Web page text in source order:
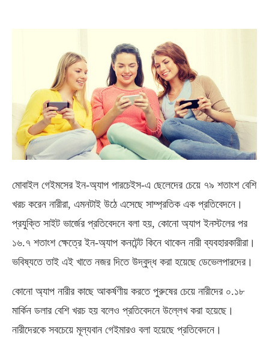
মোবাইল গেইমসের ইন-অ্যাপ পারচেইস-এ ছেলেদের চেয়ে ৭৯ শতাংশ বেশি
খরচ করেন নারীরা, এমনটাই উঠে এসেছে সাম্প্রতিক এক প্রতিবেদনে।
প্রযুক্তি সাইট ভার্জের প্রতিবেদনে বলা হয়, কোনো অ্যাপ ইনস্টলের পর
১৬.৭ শতাংশ ক্ষেত্রে ইন-অ্যাপ কনটেন্ট কিনে থাকেন নারী ব্যবহারকারীরা।
ভবিষ্যতে তাই এই খাতে নজর দিতে উদ্বুদ্ধ করা হয়েছে ডেভেলপারদের।
কোনো অ্যাপ নারীর কাছে আকর্ষণীয় করতে পুরুষের চেয়ে নারীদের ০.১৮
মার্কিন ডলার বেশি খরচ হয় বলেও প্রতিবেদনে উল্লেখ করা হয়েছে।
নারীদেরকে সবচেয়ে মূল্যবান গেইমারও বলা হয়েছে প্রতিবেদনে।